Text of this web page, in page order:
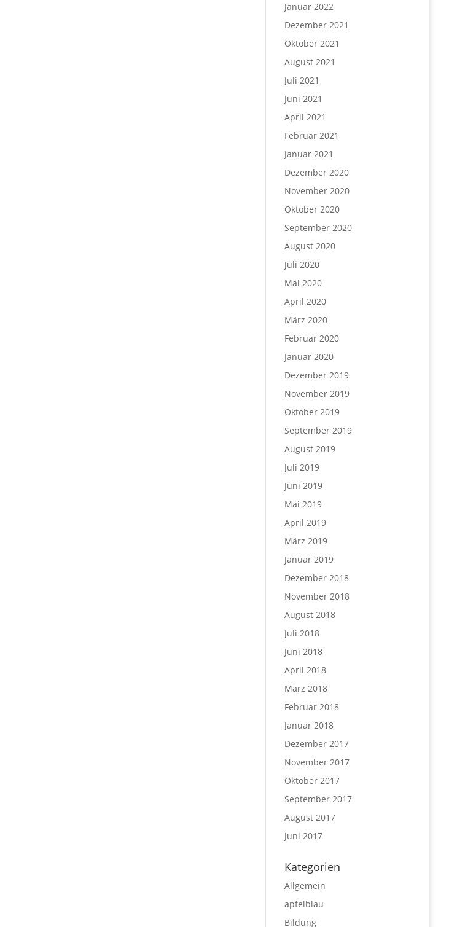
Januar 2022
Dezember 2021
Oktober 2021
August 2021
Juli 2021
Juni 2021
April 2021
Februar 2021
Januar 2021
Dezember 2020
November 2020
Oktober 2020
September 2020
August 2020
Juli 2020
Mai 2020
April 2020
März 2020
Februar 2020
Januar 2020
Dezember 2019
November 2019
Oktober 2019
September 2019
August 2019
Juli 2019
Juni 2019
Mai 2019
April 2019
März 2019
Januar 2019
Dezember 2018
November 2018
August 2018
Juli 2018
Juni 2018
April 2018
März 2018
Februar 2018
Januar 2018
Dezember 2017
November 2017
Oktober 2017
September 2017
August 2017
Juni 2017
Kategorien
Allgemein
apfelblau
Bildung